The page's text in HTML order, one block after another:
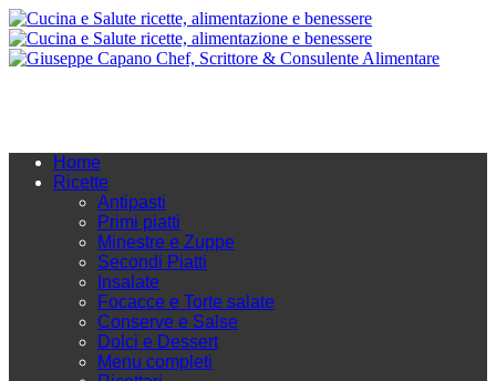
Home
Ricette
Antipasti
Primi piatti
Minestre e Zuppe
Secondi Piatti
Insalate
Focacce e Torte salate
Conserve e Salse
Dolci e Dessert
Menu completi